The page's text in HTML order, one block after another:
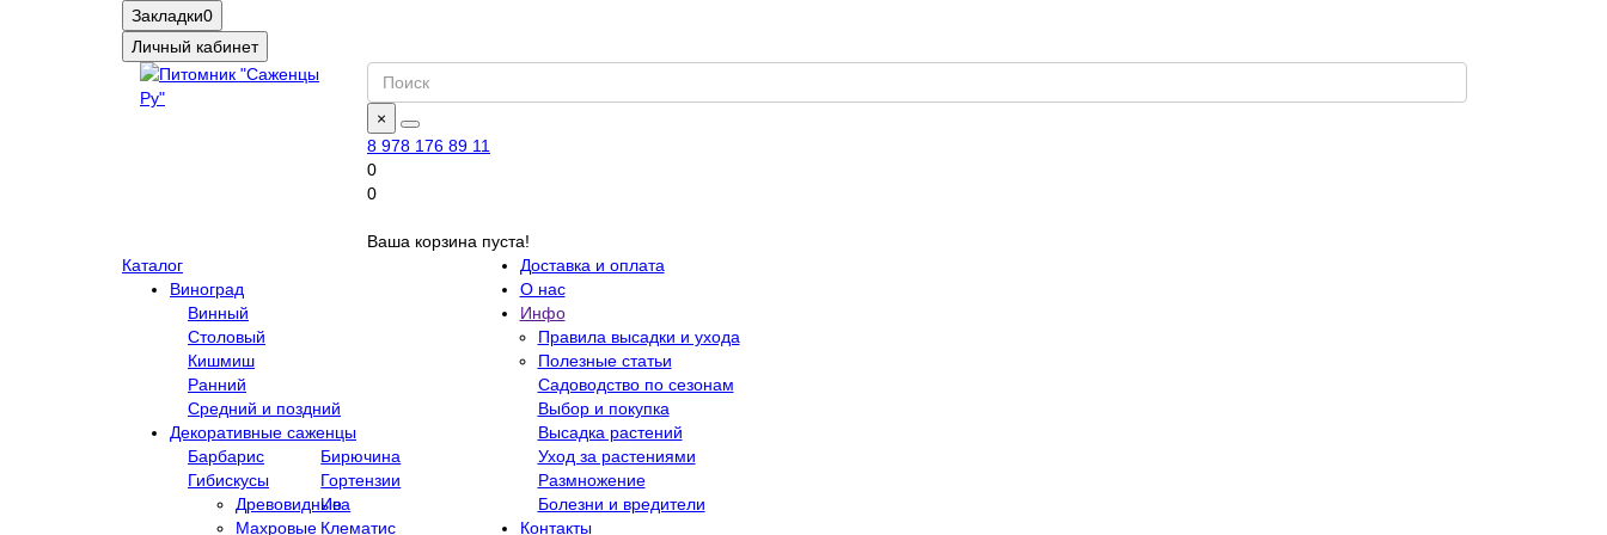
Закладки0
Личный кабинет
×
8 978 176 89 11
0
0
Ваша корзина пуста!
Каталог
Виноград
Винный
Столовый
Кишмиш
Ранний
Средний и поздний
Декоративные саженцы
Барбарис
Бирючина
Гибискусы
Древовидные
Махровые
Гортензии
Ива
Клематис
Доставка и оплата
О нас
Инфо
Правила высадки и ухода
Полезные статьи
Садоводство по сезонам
Выбор и покупка
Высадка растений
Уход за растениями
Размножение
Болезни и вредители
Контакты